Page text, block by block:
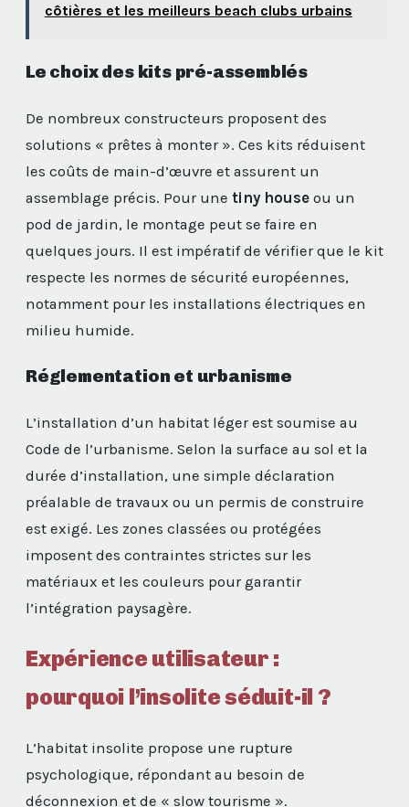
côtières et les meilleurs beach clubs urbains
Le choix des kits pré-assemblés
De nombreux constructeurs proposent des
solutions « prêtes à monter ». Ces kits réduisent
les coûts de main-d’œuvre et assurent un
assemblage précis. Pour une tiny house ou un
pod de jardin, le montage peut se faire en
quelques jours. Il est impératif de vérifier que le kit
respecte les normes de sécurité européennes,
notamment pour les installations électriques en
milieu humide.
Réglementation et urbanisme
L’installation d’un habitat léger est soumise au
Code de l’urbanisme. Selon la surface au sol et la
durée d’installation, une simple déclaration
préalable de travaux ou un permis de construire
est exigé. Les zones classées ou protégées
imposent des contraintes strictes sur les
matériaux et les couleurs pour garantir
l’intégration paysagère.
Expérience utilisateur :
pourquoi l’insolite séduit-il ?
L’habitat insolite propose une rupture
psychologique, répondant au besoin de
déconnexion et de « slow tourisme ».